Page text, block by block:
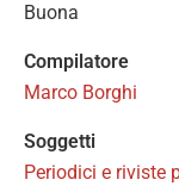
Buona
Compilatore
Marco Borghi
Soggetti
Periodici e riviste